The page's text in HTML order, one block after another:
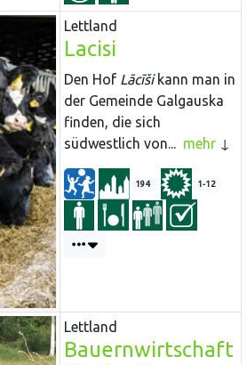
Lettland
Lacisi
Den Hof Lācīši kann man in
der Gemeinde Galgauska
finden, die sich
südwestlich von... mehr
194 1-12
Lettland
Bauernwirtschaft